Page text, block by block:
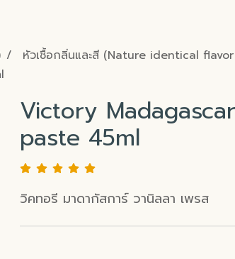
หัวเชื้อกลิ่นและสี (Nature identical
Victory
paste 45ml
วิคทอรี มาดากัสการ์ วานิลลา เพรส